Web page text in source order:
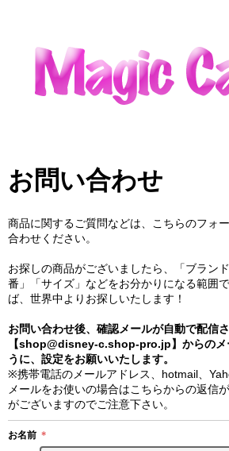
お問い合わせ
商品に関するご質問などは、こちらのフォ
合わせください。
お探しの商品がございましたら、「ブラン
番」「サイズ」などをお分かりになる範囲
ば、世界中よりお探しいたします！
お問い合わせ後、確認メールが自動で配信さ
【shop@disney-c.shop-pro.jp】からのメ
うに、設定をお願いいたします。
※携帯電話のメールアドレス、hotmail、
メールをお使いの場合はこちらからの返信
がございますのでご注意下さい。
お名前 ＊